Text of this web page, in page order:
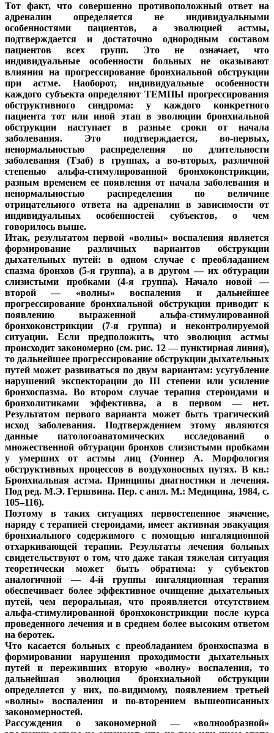
Тот факт, что совершенно противоположный ответ на
адреналин определяется не индивидуальными
особенностями пациентов, а эволюцией астмы,
подтверждается и достаточно однородным составом
пациентов всех групп. Это не означает, что
индивидуальные особенности больных не оказывают
влияния на прогрессирование бронхиальной обструкции
при астме. Наоборот, индивидуальные особенности
каждого субъекта определяют ТЕМПЫ прогрессирования
обструктивного синдрома: у каждого конкретного
пациента тот или иной этап в эволюции бронхиальной
обструкции наступает в разные сроки от начала
заболевания. Это подтверждается, во-первых,
ненормальностью распределения по длительности
заболевания (Tзаб) в группах, а во-вторых, различной
степенью альфа-стимулированной бронхоконстрикции,
разным временем ее появления от начала заболевания и
ненормальностью распределения по величине
отрицательного ответа на адреналин в зависимости от
индивидуальных особенностей субъектов, о чем
говорилось выше.
Итак, результатом первой «волны» воспаления является
формирование различных вариантов обструкции
дыхательных путей: в одном случае с преобладанием
спазма бронхов (5-я группа), а в другом — их обтурации
слизистыми пробками (4-я группа). Начало новой —
второй — «волны» воспаления и дальнейшее
прогрессирование бронхиальной обструкции приводит к
появлению выраженной альфа-стимулированной
бронхоконстрикции (7-я группа) и неконтролируемой
ситуации. Если предположить, что эволюция астмы
происходит закономерно (см. рис. 12 — пунктирная линия),
то дальнейшее прогрессирование обструкции дыхательных
путей может развиваться по двум вариантам: усугубление
нарушений экспекторации до III степени или усиление
бронхоспазма. Во втором случае терапия стероидами и
бронхолитиками эффективна, а в первом — нет.
Результатом первого варианта может быть трагический
исход заболевания. Подтверждением этому являются
данные патологоанатомических исследований о
множественной обтурации бронхов слизистыми пробками
у умерших от астмы лиц (Уоннер А. Морфология
обструктивных процессов в воздухоносных путях. В кн.:
Бронхиальная астма. Принципы диагностики и лечения.
Под ред. М.Э. Гершвина. Пер. с англ. М.: Медицина, 1984, с.
105–116).
Поэтому в таких ситуациях первостепенное значение,
наряду с терапией стероидами, имеет активная эвакуация
бронхиального содержимого с помощью ингаляционной
отхаркивающей терапии. Результаты лечения больных
свидетельствуют о том, что даже такая тяжелая ситуация
теоретически может быть обратима: у субъектов
аналогичной — 4-й группы ингаляционная терапия
обеспечивает более эффективное очищение дыхательных
путей, чем пероральная, что проявляется отсутствием
альфа-стимулированной бронхоконстрикции после курса
проведенного лечения и в среднем более высоким ответом
на беротек.
Что касается больных с преобладанием бронхоспазма в
формировании нарушения проходимости дыхательных
путей и переживших вторую «волну» воспаления, то
дальнейшая эволюция бронхиальной обструкции
определяется у них, по-видимому, появлением третьей
«волны» воспаления и по-вторением вышеописанных
закономерностей.
Рассуждения о закономерной — «волнообразной»